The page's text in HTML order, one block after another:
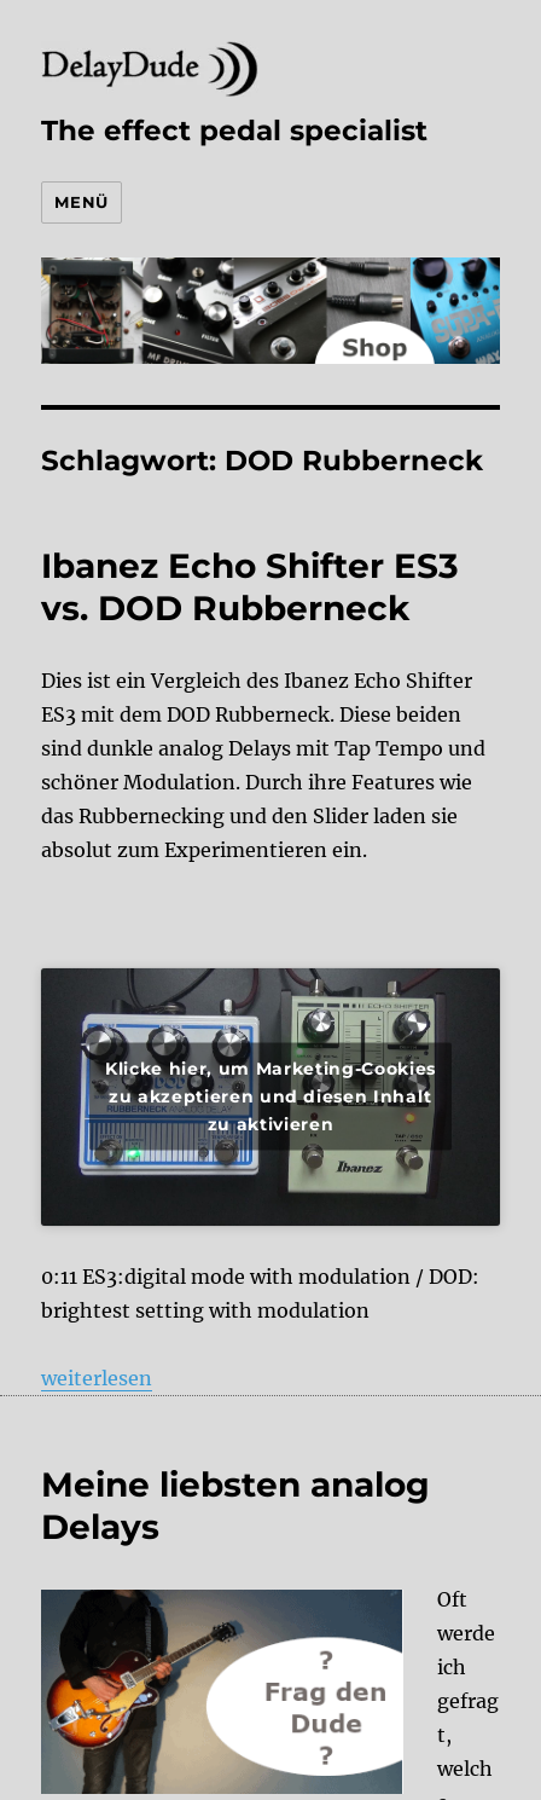
The effect pedal specialist
MENÜ
Schlagwort: DOD Rubberneck
Ibanez Echo Shifter ES3
vs. DOD Rubberneck
Dies ist ein Vergleich des Ibanez Echo Shifter
ES3 mit dem DOD Rubberneck. Diese beiden
sind dunkle analog Delays mit Tap Tempo und
schöner Modulation. Durch ihre Features wie
das Rubbernecking und den Slider laden sie
absolut zum Experimentieren ein.
Klicke hier, um Marketing-Cookies
zu akzeptieren und diesen Inhalt
zu aktivieren
0:11 ES3:digital mode with modulation / DOD:
brightest setting with modulation
„Ibanez Echo Shifter ES3 vs. DOD Rubberneck“
weiterlesen
Meine liebsten analog
Delays
Oft
werde
ich
gefrag
t,
welch